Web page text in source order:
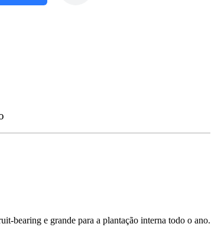
bearing e grande para a plantação interna todo o ano.